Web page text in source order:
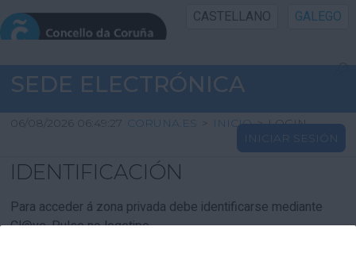
CASTELLANO GALEGO
INICIO SEDE
INICIO
INFORMACIÓN PÚBLICA
CARTAFOL CIDADÁN
SEDE ELECTRÓNICA
06/08/2026 06:49:27 CORUNA.ES > INICIO > LOGIN
INICIAR SESIÓN
IDENTIFICACIÓN
Para acceder á zona privada debe identificarse mediante
Cl@ve. Pulse no logotipo